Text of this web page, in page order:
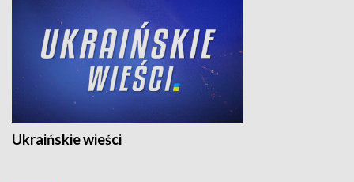
Ukraińskie wieści